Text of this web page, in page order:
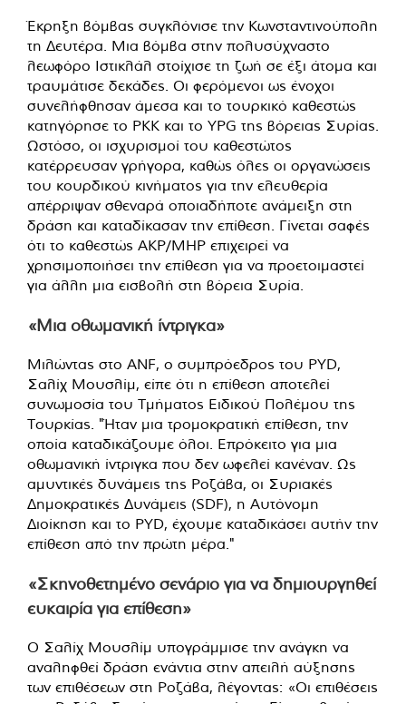
Έκρηξη βόμβας συγκλόνισε την Κωνσταντινούπολη
τη Δευτέρα. Μια βόμβα στην πολυσύχναστο
λεωφόρο Ιστικλάλ στοίχισε τη ζωή σε έξι άτομα και
τραυμάτισε δεκάδες. Οι φερόμενοι ως ένοχοι
συνελήφθησαν άμεσα και το τουρκικό καθεστώς
κατηγόρησε το PKK και το YPG της βόρειας Συρίας.
Ωστόσο, οι ισχυρισμοί του καθεστώτος
κατέρρευσαν γρήγορα, καθώς όλες οι οργανώσεις
του κουρδικού κινήματος για την ελευθερία
απέρριψαν σθεναρά οποιαδήποτε ανάμειξη στη
δράση και καταδίκασαν την επίθεση. Γίνεται σαφές
ότι το καθεστώς AKP/MHP επιχειρεί να
χρησιμοποιήσει την επίθεση για να προετοιμαστεί
για άλλη μια εισβολή στη βόρεια Συρία.
«Μια οθωμανική ίντριγκα»
Μιλώντας στο ANF, ο συμπρόεδρος του PYD,
Σαλίχ Μουσλίμ, είπε ότι η επίθεση αποτελεί
συνωμοσία του Τμήματος Ειδικού Πολέμου της
Τουρκίας. "Ήταν μια τρομοκρατική επίθεση, την
οποία καταδικάζουμε όλοι. Επρόκειτο για μια
οθωμανική ίντριγκα που δεν ωφελεί κανέναν. Ως
αμυντικές δυνάμεις της Ροζάβα, οι Συριακές
Δημοκρατικές Δυνάμεις (SDF), η Αυτόνομη
Διοίκηση και το PYD, έχουμε καταδικάσει αυτήν την
επίθεση από την πρώτη μέρα."
«Σκηνοθετημένο σενάριο για να δημιουργηθεί
ευκαιρία για επίθεση»
Ο Σαλίχ Μουσλίμ υπογράμμισε την ανάγκη να
αναληφθεί δράση ενάντια στην απειλή αύξησης
των επιθέσεων στη Ροζάβα, λέγοντας: «Οι επιθέσεις